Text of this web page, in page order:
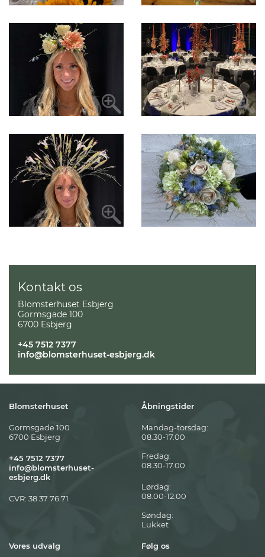
Kontakt os
Blomsterhuset Esbjerg
Gormsgade 100
6700 Esbjerg
+45 7512 7377
info@blomsterhuset-esbjerg.dk
Blomsterhuset
Gormsgade 100
6700 Esbjerg
+45 7512 7377
info@blomsterhuset-
esbjerg.dk
CVR: 38 37 76 71
Åbningstider
Mandag-torsdag:
08.30-17.00
Fredag:
08.30-17.00
Lørdag:
08.00-12.00
Søndag:
Lukket
Vores udvalg Følg os